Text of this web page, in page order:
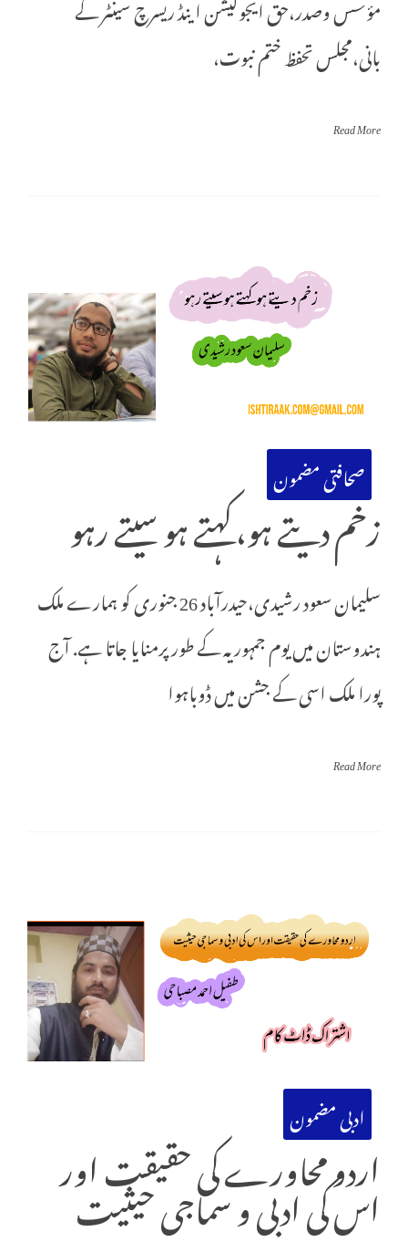
بانی،مجلس تحفظ ختم نبوت،
Read More
صحافتی مضمون
زخم دیتے ہو،کہتے ہو سیتے رہو
سلیمان سعود رشیدی،حیدرآباد 26 جنوری کو ہمارے ملک
ہندوستان میں یوم جمہوریہ کے طور پرمنایا جاتا ہے. آج
پورا ملک اسی کے جشن میں ڈوباہوا
Read More
ادبی مضمون
اردو محاورے کی حقیقت اور
اس کی ادبی و سماجی حیثیت